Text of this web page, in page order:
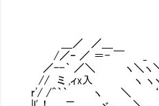
＿／ ／＿ 、
/／ｰ ／ ＝- ￣ _
／--｀ ／＼ ヽ＼ヽ＼
// ミ ,ィx入 ヽ ヽヽ
r'/ /^｀｀ ヽ ＼ ‘，